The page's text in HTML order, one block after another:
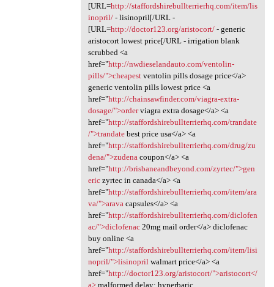
[URL=http://staffordshirebullterrierhq.com/item/lis
inopril/- lisinopril[/URL -
[URL=http://doctor123.org/aristocort/- generic
aristocort lowest price[/URL - irrigation blank
scrubbed <a
href="http://nwdieselandauto.com/ventolin-
pills/">cheapestventolin pills dosage price</a>
generic ventolin pills lowest price <a
href="http://chainsawfinder.com/viagra-extra-
dosage/">orderviagra extra dosage</a> <a
href="http://staffordshirebullterrierhq.com/trandate
/">trandatebest price usa</a> <a
href="http://staffordshirebullterrierhq.com/drug/zu
dena/">zudena coupon</a> <a
href="http://brisbaneandbeyond.com/zyrtec/">gen
ericzyrtec in canada</a> <a
href="http://staffordshirebullterrierhq.com/item/ara
va/">arava capsules</a> <a
href="http://staffordshirebullterrierhq.com/diclofen
ac/">diclofenac20mg mail order</a> diclofenac
buy online <a
href="http://staffordshirebullterrierhq.com/item/lisi
nopril/">lisinopril walmart price</a> <a
href="http://doctor123.org/aristocort/">aristocort</
a>malformed delay; hyperbaric